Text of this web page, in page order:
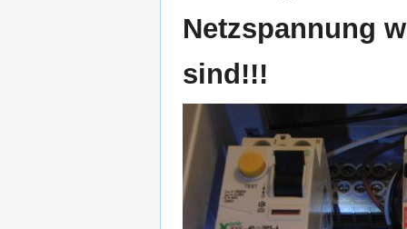
Netzspannung
sind!!!